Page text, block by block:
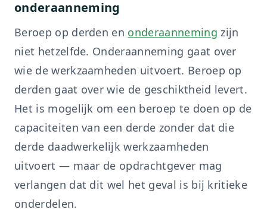
onderaanneming
Beroep op derden en onderaanneming zijn
niet hetzelfde. Onderaanneming gaat over
wie de werkzaamheden uitvoert. Beroep op
derden gaat over wie de geschiktheid levert.
Het is mogelijk om een beroep te doen op de
capaciteiten van een derde zonder dat die
derde daadwerkelijk werkzaamheden
uitvoert — maar de opdrachtgever mag
verlangen dat dit wel het geval is bij kritieke
onderdelen.